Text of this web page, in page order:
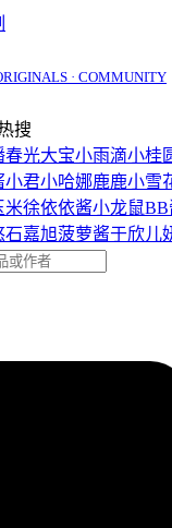
· COMMUNITY
搜
春光大宝小雨滴小桂
小君小哈娜鹿鹿小雪
米徐依依酱小龙鼠BB
石嘉旭菠萝酱于欣儿